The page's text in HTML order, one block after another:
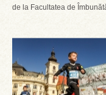
de la Facultatea de